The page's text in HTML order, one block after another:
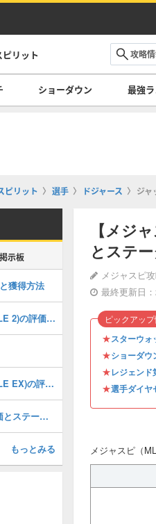
リット
ショーダウン 最強
ピリット 選手 ドジャース ジャ
【メジ
とステ
メジャスピ
最終更新日
★スターウォ
★ショーダウ
★レジェンド
★選手ダイヤ
ピックアッ
メジャスピ（
掲示板
獲得方法
エディマシューズ(2026 S1 LE 2)の評価とステータス
イバンロドリゲス(2026 S1 LE EX)の評価とステータス
大谷翔平(2026 S1 DH)の評価とステータス
もっとみる